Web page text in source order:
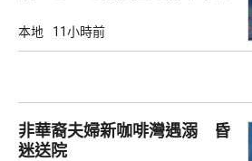
本地 11小時前
非華裔夫婦新咖啡灣遇溺 昏
迷送院